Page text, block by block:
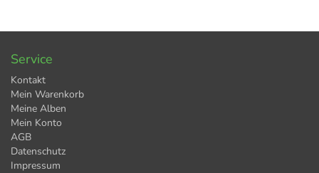
Service
Kontakt
Mein Warenkorb
Meine Alben
Mein Konto
AGB
Datenschutz
Impressum